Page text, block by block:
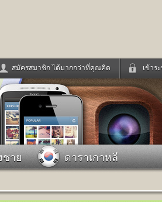
เข้าร
สมัครสมาชิก ได้มากกว่าที่คุณคิด
ดูทีวี
ฟังวิทยุออนไลน์
ส
Glitter
แม่และเด็ก
สัตว์เลี้ยง
กแต่ง
ท่องเที่ยว
Facebook
เข้าระบบด้วย User Kapook
Email
Password
เข้าระบบด้วย Facebook
ชาย
ดาราเกาหลี